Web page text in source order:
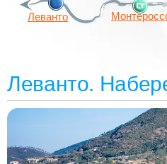
Леванто
Леванто.